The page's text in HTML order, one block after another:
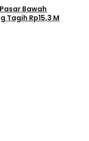
Bawah
Tagih Rp15,3 M